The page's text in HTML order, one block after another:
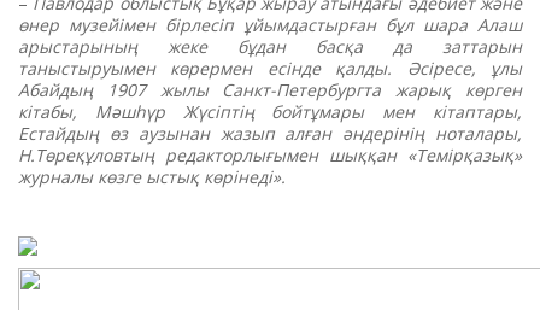
өнер музейімен бірлесіп ұйымдастырған бұл шара Алаш
арыстарының жеке бұдан басқа да заттарын
таныстыруымен көрермен есінде қалды. Әсіресе, ұлы
Абайдың 1907 жылы Санкт-Петербургта жарық көрген
кітабы, Мәшһүр Жүсіптің бойтұмары мен кітаптары,
Естайдың өз аузынан жазып алған әндерінің ноталары,
Н.Төреқұловтың редакторлығымен шыққан «Темірқазық»
журналы көзге ыстық көрінеді».